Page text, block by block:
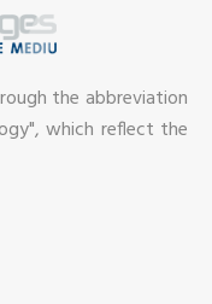
the abbreviation
which reflect the